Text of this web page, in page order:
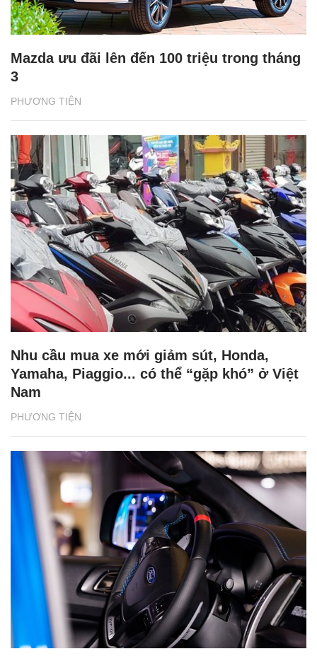
PHƯƠNG TIỆN
Mazda ưu đãi lên đến 100 triệu trong tháng
3
PHƯƠNG TIỆN
Nhu cầu mua xe mới giảm sút, Honda,
Yamaha, Piaggio... có thể “gặp khó” ở Việt
Nam